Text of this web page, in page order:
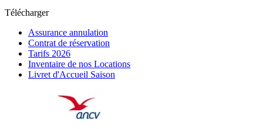
Télécharger
Assurance annulation
Contrat de réservation
Tarifs 2026
Inventaire de nos Locations
Livret d'Accueil Saison